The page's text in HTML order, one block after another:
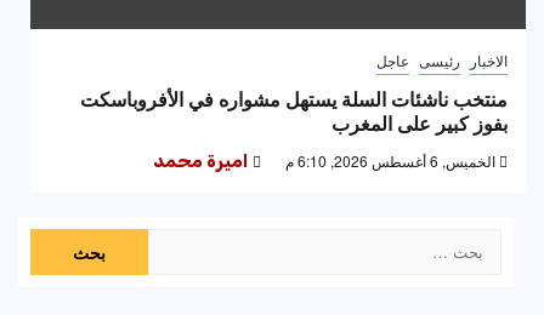
الاخبار رئيسى عاجل
منتخب ناشئات السلة يستهل مشواره في الأفروباسكت
بفوز كبير على المغرب
الخميس, 6 أغسطس 2026, 6:10 م اميرة محمد
عن: